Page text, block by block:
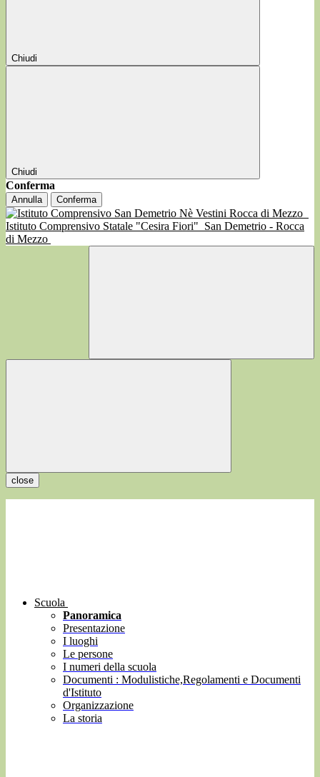
Chiudi
Chiudi
Conferma
Annulla Conferma
Istituto Comprensivo Statale "Cesira Fiori" San Demetrio - Rocca
di Mezzo
close
Scuola
Panoramica
Presentazione
I luoghi
Le persone
I numeri della scuola
Documenti : Modulistiche,Regolamenti e Documenti
d'Istituto
Organizzazione
La storia